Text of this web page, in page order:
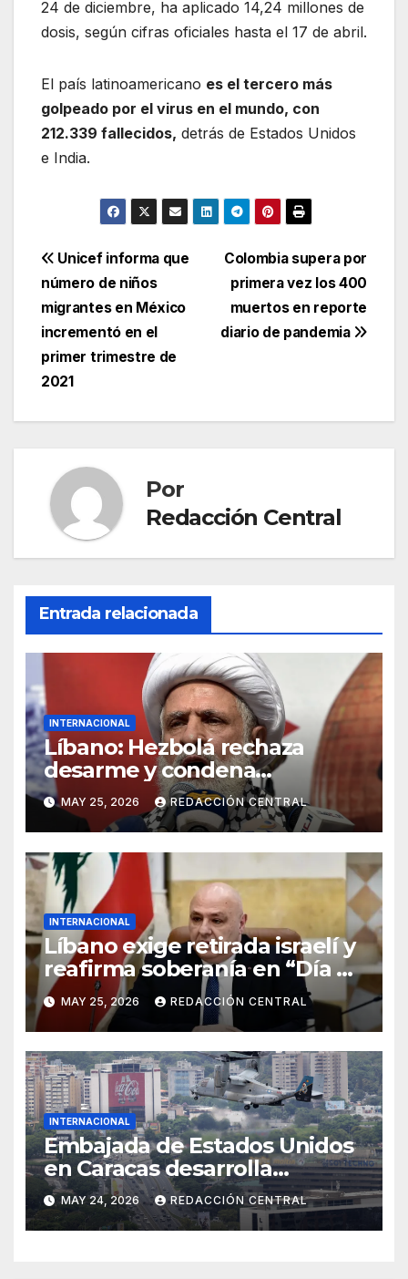
24 de diciembre, ha aplicado 14,24 millones de
dosis, según cifras oficiales hasta el 17 de abril.
El país latinoamericano es el tercero más
golpeado por el virus en el mundo, con
212.339 fallecidos, detrás de Estados Unidos
e India.
Navegación
de
entradas
Colombia supera por
primera vez los 400
muertos en reporte
diario de pandemia
Unicef informa que
número de niños
migrantes en México
incrementó en el
primer trimestre de
2021
Por
Redacción Central
Entrada relacionada
INTERNACIONAL
Líbano: Hezbolá rechaza
desarme y condena
injerencia de EE.UU.
MAY 25, 2026 REDACCIÓN CENTRAL
INTERNACIONAL
Líbano exige retirada israelí y
reafirma soberanía en “Día de
la Resistencia y la Liberación”
MAY 25, 2026 REDACCIÓN CENTRAL
INTERNACIONAL
Embajada de Estados Unidos
en Caracas desarrolla
simulacro aéreo de
evacuación y contingencia
MAY 24, 2026 REDACCIÓN CENTRAL